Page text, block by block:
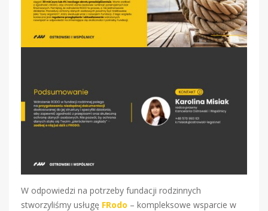
W odpowiedzi na potrzeby fundacji rodzinnych
stworzyliśmy usługę FRodo – kompleksowe wsparcie w